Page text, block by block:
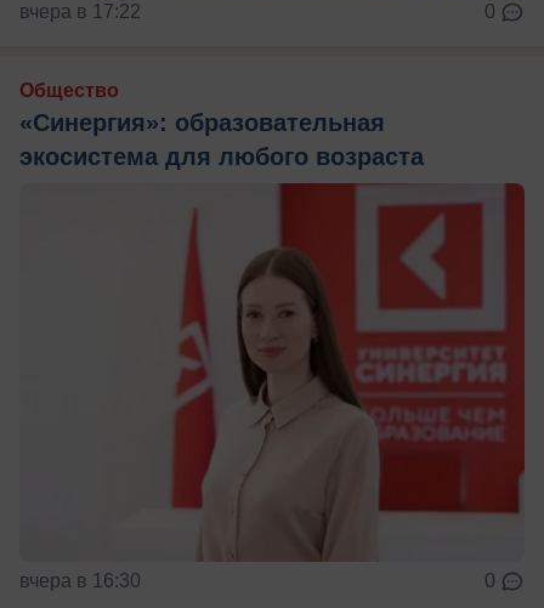
вчера в 17:22 0
Общество
«Синергия»: образовательная
экосистема для любого возраста
вчера в 16:30 0